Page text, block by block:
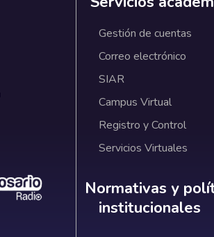
Gestión de cuentas
Correo electrónico
SIAR
Campus Virtual
Registro y Control
Servicios Virtuales
Normativas y
Normativas y
institucionales